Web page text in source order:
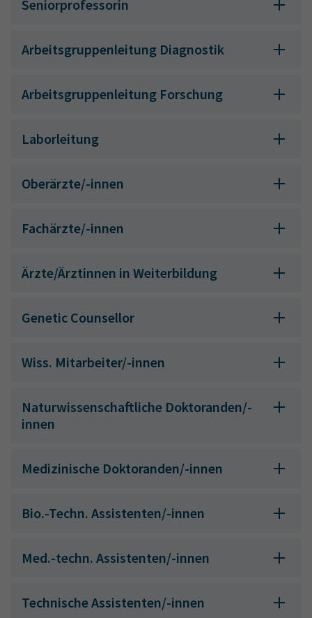
Seniorprofessorin
Arbeitsgruppenleitung Diagnostik
Arbeitsgruppenleitung Forschung
Laborleitung
Oberärzte/-innen
Fachärzte/-innen
Ärzte/Ärztinnen in Weiterbildung
Genetic Counsellor
Wiss. Mitarbeiter/-innen
Naturwissenschaftliche Doktoranden/-
innen
Medizinische Doktoranden/-innen
Bio.-Techn. Assistenten/-innen
Med.-techn. Assistenten/-innen
Technische Assistenten/-innen